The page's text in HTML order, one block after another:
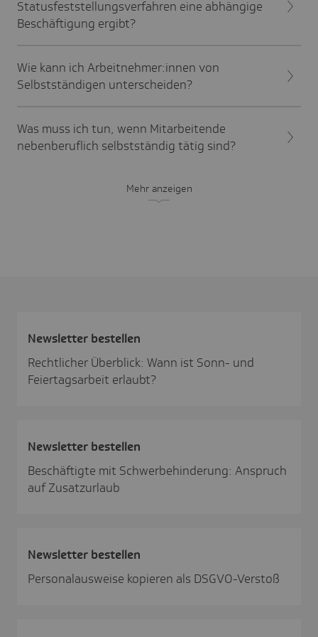
Statusfeststellungsverfahren eine abhängige
Beschäftigung ergibt?
Wie kann ich Arbeitnehmer:innen von
Selbstständigen unterscheiden?
Was muss ich tun, wenn Mitarbeitende
nebenberuflich selbstständig tätig sind?
Mehr anzeigen
News­letter bestellen
Rechtlicher Überblick: Wann ist Sonn- und
Feiertagsarbeit erlaubt?
News­letter bestellen
Beschäftigte mit Schwerbehinderung: Anspruch
auf Zusatzurlaub
News­letter bestellen
Personalausweise kopieren als DSGVO-Verstoß